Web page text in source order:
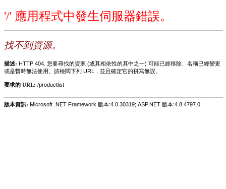
'/' 應用程式中發生伺服器錯誤。
找不到資源。
描述: HTTP 404. 您要尋找的資源 (或其相依性的其中之一) 可能已經移除、名稱已經變更
或是暫時無法使用。請檢閱下列 URL，並且確定它的拼寫無誤。
要求的 URL: /productlist
版本資訊: Microsoft .NET Framework 版本:4.0.30319; ASP.NET 版本:4.8.4797.0